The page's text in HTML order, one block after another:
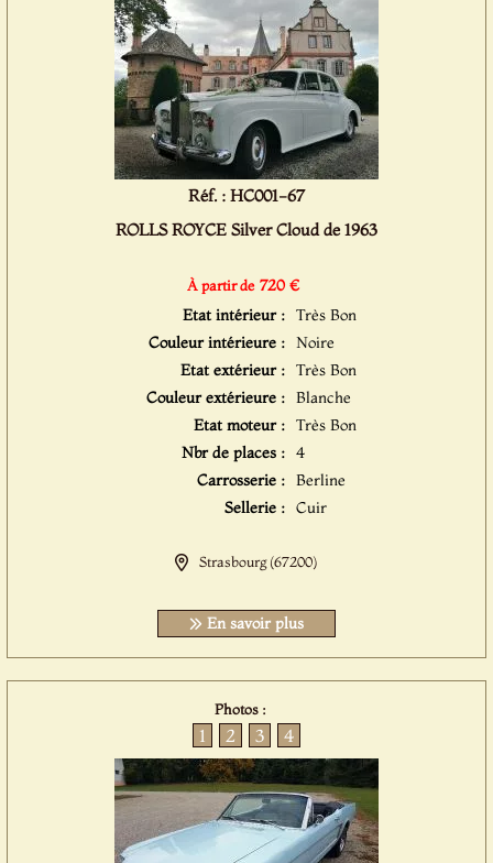
Réf. : HC001-67
ROLLS ROYCE Silver Cloud de 1963
À partir de 720 €
Etat intérieur : Très Bon
Couleur intérieure : Noire
Etat extérieur : Très Bon
Couleur extérieure : Blanche
Etat moteur : Très Bon
Nbr de places : 4
Carrosserie : Berline
Sellerie : Cuir
Strasbourg (67200)
En savoir plus
Photos :
1 2 3 4